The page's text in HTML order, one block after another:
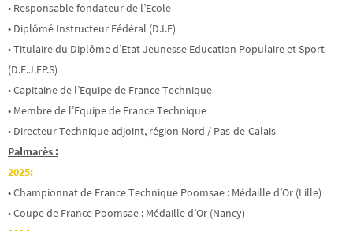
• Responsable fondateur de l’Ecole
• Diplômé Instructeur Fédéral (D.I.F)
• Titulaire du Diplôme d’Etat Jeunesse Education Populaire et Sport
(D.E.J.EP.S)
• Capitaine de l’Equipe de France Technique
• Membre de l’Equipe de France Technique
• Directeur Technique adjoint, région Nord / Pas-de-Calais
Palmarès :
2025:
• Championnat de France Technique Poomsae : Médaille d’Or (Lille)
• Coupe de France Poomsae : Médaille d’Or (Nancy)